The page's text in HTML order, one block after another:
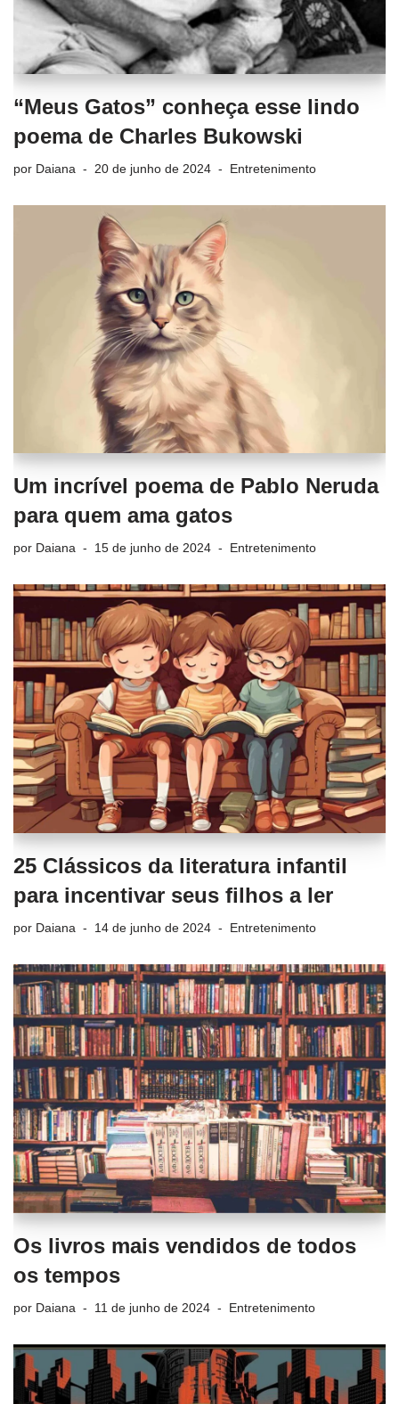
“Meus Gatos” conheça esse lindo
poema de Charles Bukowski
por Daiana 20 de junho de 2024 Entretenimento
Um incrível poema de Pablo Neruda
para quem ama gatos
por Daiana 15 de junho de 2024 Entretenimento
25 Clássicos da literatura infantil
para incentivar seus filhos a ler
por Daiana 14 de junho de 2024 Entretenimento
Os livros mais vendidos de todos
os tempos
por Daiana 11 de junho de 2024 Entretenimento